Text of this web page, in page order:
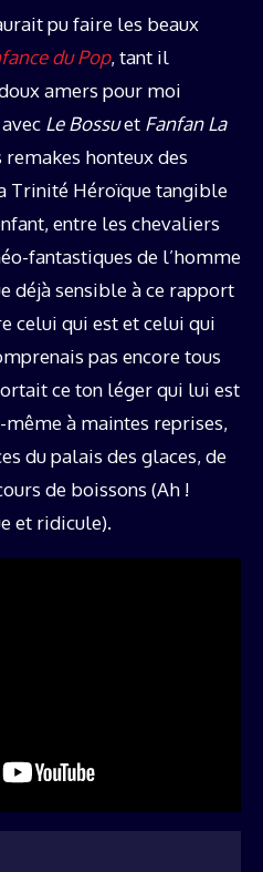
pu faire les beaux
du Pop, tant il
amers pour moi
Le Bossuet Fanfan La
honteux des
Trinité Héroïque tangible
entre les chevaliers
fantastiques de l’homme
déjà sensible à ce rapport
celui qui est et celui qui
pas encore tous
ce ton léger qui lui est
même à maintes reprises,
du palais des glaces, de
de boissons (Ah !
et ridicule).